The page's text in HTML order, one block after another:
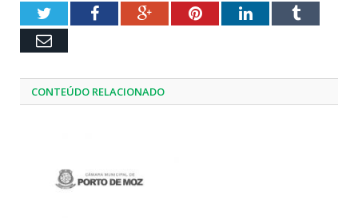
TwitterFacebookGoogle+PinterestLinkedInTumblr
Email
CONTEÚDO RELACIONADO